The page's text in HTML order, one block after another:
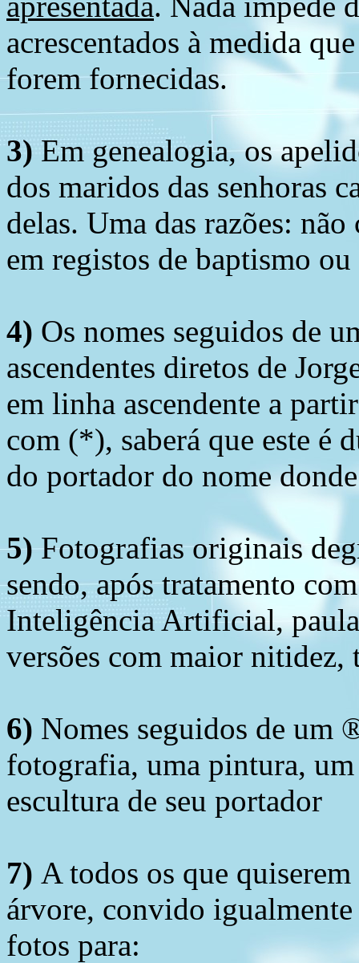
acrescentados à medida
forem fornecidas.
3) Em genealogia, os
dos maridos das senhoras
delas. Uma das razões:
em registos de baptismo
4) Os nomes seguidos de
ascendentes diretos de
em linha ascendente a
com (*), saberá que este é
do portador do nome
5)Fotografias originais
sendo, após tratamento
Inteligência Artificial,
versões com maior nitidez,
6) Nomes seguidos de um
fotografia, uma pintura,
escultura de seu portador
7) A todos os que
árvore, convido
fotos para: